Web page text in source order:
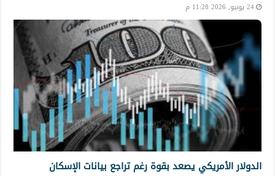
24 يونيو, 2026 11:28 م
الدولار الأمريكي يصعد بقوة رغم تراجع بيانات الإسكان